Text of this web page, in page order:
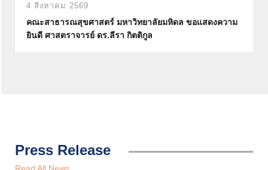
4 สิงหาคม 2569
คณะสาธารณสุขศาสตร์ มหาวิทยาลัยมหิดล ขอแสดงความ
ยินดี ศาสตราจารย์ ดร.ลีรา กิตติกูล
Press Release
Read All News